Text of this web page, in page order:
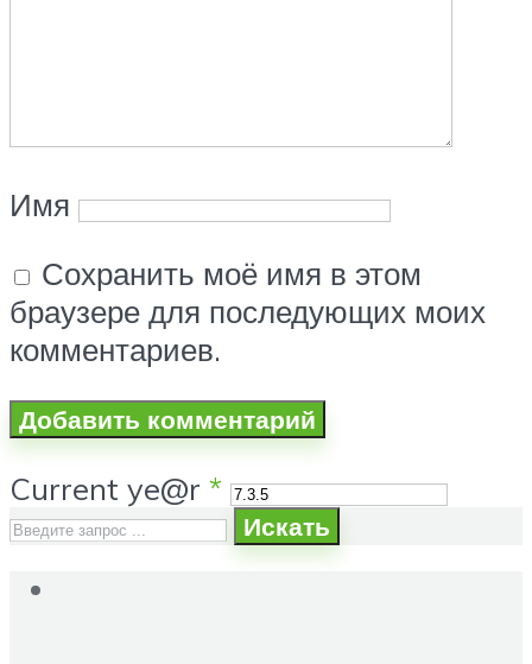
Имя
Сохранить моё имя в этом
браузере для последующих моих
комментариев.
Current ye@r *
Искать